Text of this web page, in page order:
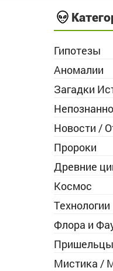
Гипотезы
Аномалии
Загадки
Новости /
Пророки
Древние
Космос
Технологии
Флора и
Мистика /